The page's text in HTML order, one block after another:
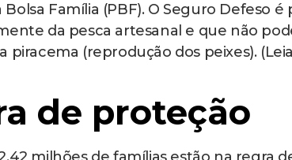
Bolsa Família (PBF). O Seguro Defeso
da pesca artesanal e que não
piracema (reprodução dos peixes).
de proteção